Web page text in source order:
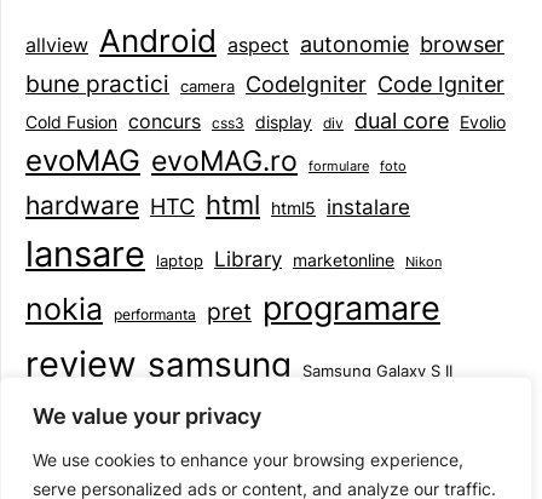
We value your privacy
We use cookies to enhance your browsing experience,
serve personalized ads or content, and analyze our traffic.
allview Android aspect autonomie browser
bune practici camera CodeIgniter Code Igniter
Cold Fusion concurs css3 display div dual core Evolio
evoMAG evoMAG.ro formulare foto
hardware HTC html html5 instalare
lansare laptop Library marketonline Nikon
nokia performanta pret programare
review samsung Samsung Galaxy S II
smartphone specificatii standarde